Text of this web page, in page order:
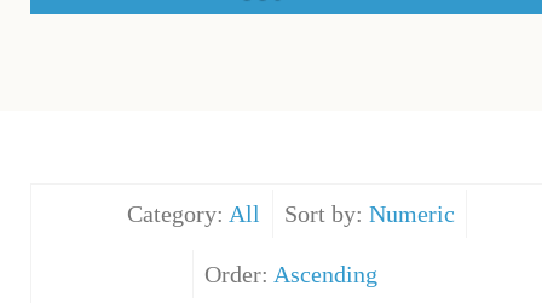
Category: All Sort by: Numeric
Order: Ascending